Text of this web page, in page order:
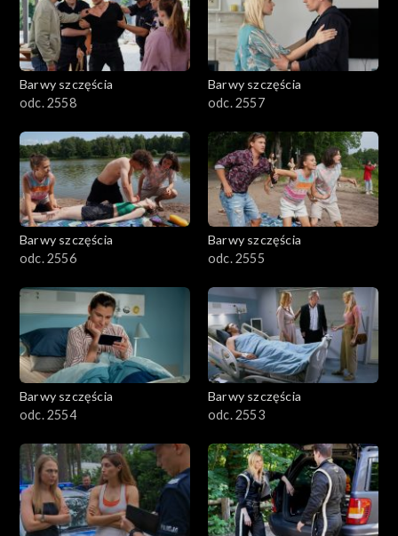
Barwy szczęścia
odc. 2558
Barwy szczęścia
odc. 2557
Barwy szczęścia
odc. 2556
Barwy szczęścia
odc. 2555
Barwy szczęścia
odc. 2554
Barwy szczęścia
odc. 2553